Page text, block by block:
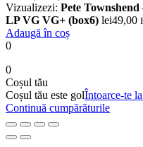
Vizualizezi: Pete
LP VG VG+ (box6) lei49,00
Adaugă în coș
0
0
Coșul tău
Coșul tău este golÎntoarce-te
Continuă cumpărăturile